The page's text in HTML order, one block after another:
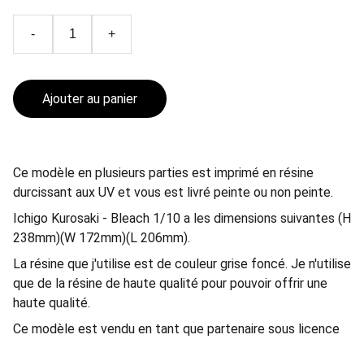
- +
Ajouter au panier
Ce modèle en plusieurs parties est imprimé en résine
durcissant aux UV et vous est livré peinte ou non peinte.
Ichigo Kurosaki - Bleach 1/10 a les dimensions suivantes (H
238mm)(W 172mm)(L 206mm).
La résine que j'utilise est de couleur grise foncé. Je n'utilise
que de la résine de haute qualité pour pouvoir offrir une
haute qualité.
Ce modèle est vendu en tant que partenaire sous licence